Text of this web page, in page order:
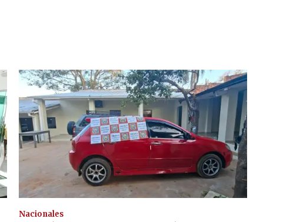
Nacionales